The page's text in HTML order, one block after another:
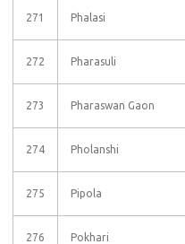
271 Phalasi
272 Pharasuli
273 Pharaswan Gaon
274 Pholanshi
275 Pipola
276 Pokhari